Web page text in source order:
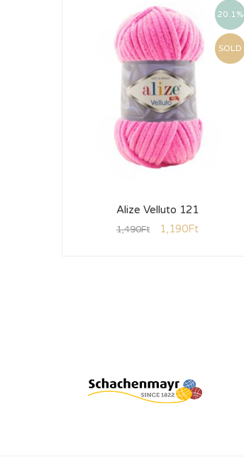
20.1%
SOLD
Alize Velluto 121
1,490Ft 1,190Ft